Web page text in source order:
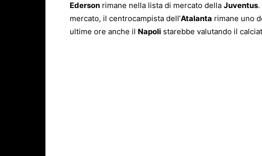
Ederson rimane nella lista di mercato della Juventus
mercato, il centrocampista dell’Atalanta rimane uno
ultime ore anche il Napoli starebbe valutando il